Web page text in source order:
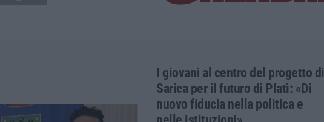
I giovani al centro del progetto di
Sarica per il futuro di Platì: «Di
nuovo fiducia nella politica e